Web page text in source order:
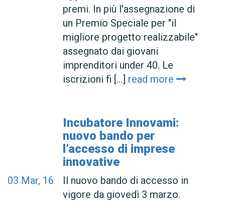
premi. In più l'assegnazione di
un Premio Speciale per "il
migliore progetto realizzabile"
assegnato dai giovani
imprenditori under 40. Le
iscrizioni fi [...] read more
Incubatore Innovami:
nuovo bando per
l’accesso di imprese
innovative
03 Mar, 16
Il nuovo bando di accesso in
vigore da giovedì 3 marzo.